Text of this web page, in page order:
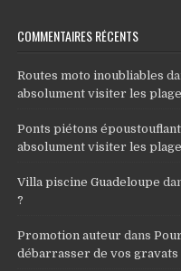
COMMENTAIRES RÉCENTS
Routes moto inoubliables
absolument visiter les
Ponts piétons
absolument visiter les
Villa piscine Guadeloupe
?
Promotion auteur dans
débarrasser de vos gravats